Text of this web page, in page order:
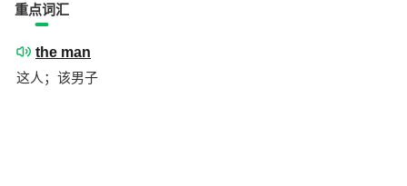
重点词汇
the man
这人；该男子